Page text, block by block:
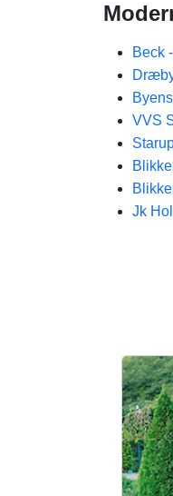
Beck
VVS
Jk